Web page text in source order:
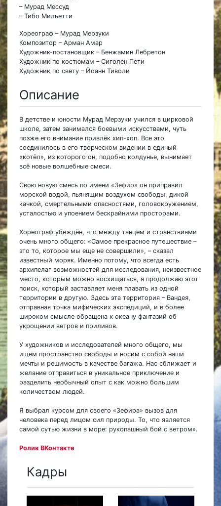
– Мурад Мессуд
– Тибо Мильетти
Хореограф – Мурад Мерзуки
Композитор – Арман Амар
Художник-постановщик – Бенжамин Лебретон
Художник по костюмам – Сиголен Пети
Художник по свету – Йоанн Тиволи
Описание
В детстве и юности Мурад Мерзуки учился в цирковой
школе, затем занимался боевыми искусствами, чуть
позже его внимание привлёк хип-хоп. Все это
соединилось в его творческом видении в единый
«котёл», из которого он, подобно колдунье, вынимает
всё новые волшебные смеси.
Свою новую смесь по имени «Зефир» он приправил
морской водой, пьянящим воздухом свободы, дикой
качкой, смертельными опасностями, головокружением,
усталостью и упоением бескрайними просторами.
Хореограф убеждён, что между танцем и странствиями
очень много общего: «Самое прекрасное путешествие –
это то, которое мы еще не совершили», – сказал
известный моряк. Именно потому, что всегда есть
архипелаг возможностей для исследования, неизвестное
место, которым можно восхищаться, я продолжаю этот
поиск, который заставляет меня плавать из одной
территории в другую. Здесь эта территория – Вандея,
отправная точка мифических экспедиций, и в более
широком смысле обращена к океану фантазий об
укрощении ветров и приливов.
У художников и исследователей много общего, мы
ищем пространство свободы и носим с собой наши
мечты и решимость в качестве багажа. Нас сближает и
желание отправиться в уникальное приключение и
разделить необычный опыт с как можно большим
количеством людей.
Я выбрал курсом для своего «Зефира» вызов для
человека перед лицом сил природы. То, что является
самой сутью жизни в море: рукопашный бой с ветром».
Ролик ВКонтакте
Кадры